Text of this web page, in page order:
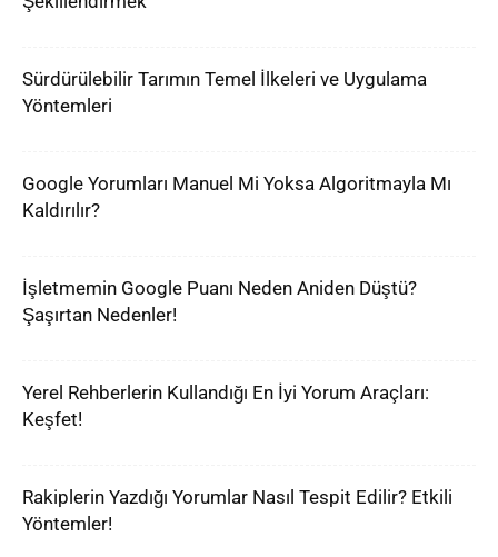
Sürdürülebilir Tarımın Temel İlkeleri ve Uygulama
Yöntemleri
Google Yorumları Manuel Mi Yoksa Algoritmayla Mı
Kaldırılır?
İşletmemin Google Puanı Neden Aniden Düştü?
Şaşırtan Nedenler!
Yerel Rehberlerin Kullandığı En İyi Yorum Araçları:
Keşfet!
Rakiplerin Yazdığı Yorumlar Nasıl Tespit Edilir? Etkili
Yöntemler!